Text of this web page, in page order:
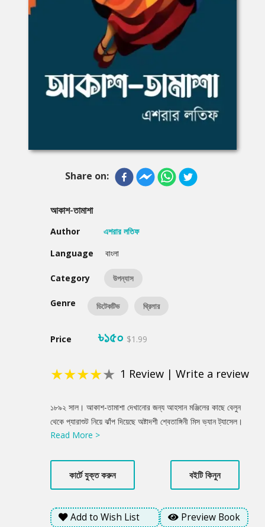
Share on:
আকাশ-তামাশা
Author
এশরার লতিফ
Language
বাংলা
Category উপন্যাস
Genre ডিটেকটিভ থ্রিলার
Price ৳১৫০ $1.99
★★★★★ 1 Review | Write a review
Summery
১৮৯২ সাল। আকাশ-তামাশা দেখানোর জন্য আহসান মঞ্জিলের কাছে বেলুন
থেকে প্যারাশুট নিয়ে ঝাঁপ দিয়েছে অষ্টাদশী শ্বেতাঙ্গিনী মিস ভ্যান ট্যাসেল।
উদ্দেশ্য আহসান মঞ্জিলের ছাদে অবতরণ। । হঠাৎ বাতাসের তোড়ে প্যারাশুট
বেঁয়ে নামতে গিয়ে আকস্মিক দুর্ঘটনায় মৃত্যু ঘটলো মিস ভ্যান ট্যাসেলের।
লোকমুখে ছড়িয়ে গেলো এই মৃত্যুতে ঢাকার নবাব আহসানুল্লাহর হাত আছে।
মিথ্যা কলংক মোচনের জন্য নবাব আহসানউল্লাহ মিস ভ্যান ট্যাসেলের মৃত্যু
রহস্য উদ্ঘাটনের দায়িত্ব দিলেন সদ্য ইতালি ফেরত নবীন গোয়েন্দা নবনীকে।
কিন্তু গোয়েন্দা নবনী যতই রহস্যের গভীরে যাচ্ছে, ততোই বুঝতে পারছে এটা
Read More >
কার্টে যুক্ত করুন বইটি কিনুন
Add to Wish List Preview Book